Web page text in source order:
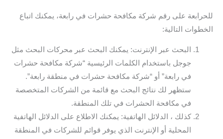
للحرابعة على رقم شركة مكافحة حشرات في رابعة، يمكنك اتباع
الخطوات التالية:
البحث عبر الإنترنت: يمكنك البحث عبر محركات البحث مثل
جوجل باستخدام الكلمات الرئيسية “شركة مكافحة حشرات
في رابعة” أو “شركة مكافحة حشرات في منطقة رابعة”.
ستظهر لك نتائج البحث مع قائمة من الشركات المتخصصة
في مكافحة الحشرات في تلك المنطقة.
كذلك ، الدلائل الهاتفية: يمكنك الاطلاع على الدلائل الهاتفية
المحلية أو الإنترنت الذي يوفر قوائم للشركات في المنطقة